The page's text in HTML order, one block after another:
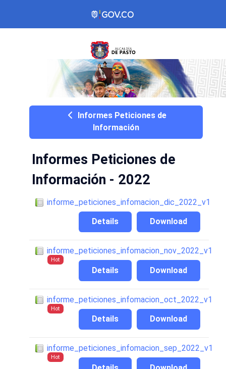
Informes Peticiones de
Información
Informes Peticiones de
Información - 2022
informe_peticiones_infomacion_dic_2022_v1
Download
Details
informe_peticiones_infomacion_nov_2022_v1
Hot
Download
Details
informe_peticiones_infomacion_oct_2022_v1
Hot
Download
Details
informe_peticiones_infomacion_sep_2022_v1
Hot